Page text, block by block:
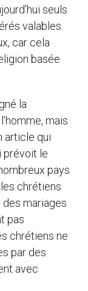
seuls
valables.
car cela
basée
la
mais
article qui
prévoit le
pays
chrétiens
des mariages
pas
chrétiens ne
par des
avec